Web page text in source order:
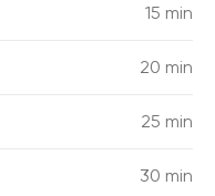
15 min
20 min
25 min
30 min